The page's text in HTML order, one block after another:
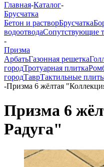
Главная-Каталог-
Брусчатка
Бетон и растворБрусчатка
водоотводаСопутствующие
-
Призма
АрбатьГазонная решетка
городТротуарная плитка
городТаврТактильные
-Призма 6 жёлтая
Призма 6
Радуга"